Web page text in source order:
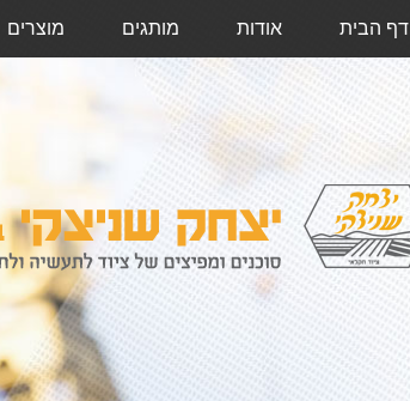
דף הבית אודות מותגים מוצרים